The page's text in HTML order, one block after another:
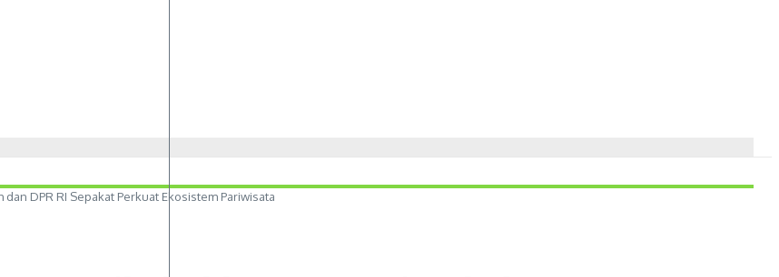
DPR RI Sepakat Perkuat Ekosistem Pariwisata